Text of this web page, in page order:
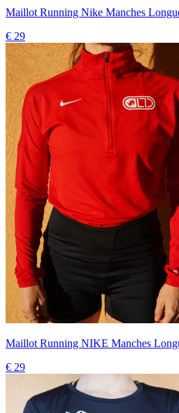
Maillot Running Nike Manches
€ 29
Maillot Running NIKE Manches
€ 29